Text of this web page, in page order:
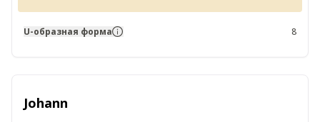
U-образная форма 8
Johann